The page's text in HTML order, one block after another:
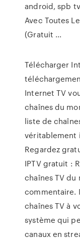
android, spb
Avec Toutes
(Gratuit ...
Télécharger
Internet TV
chaînes du
liste de
véritablement
Regardez
IPTV gratuit :
chaînes TV du
commentaire.
chaînes TV à
système qui
canaux en